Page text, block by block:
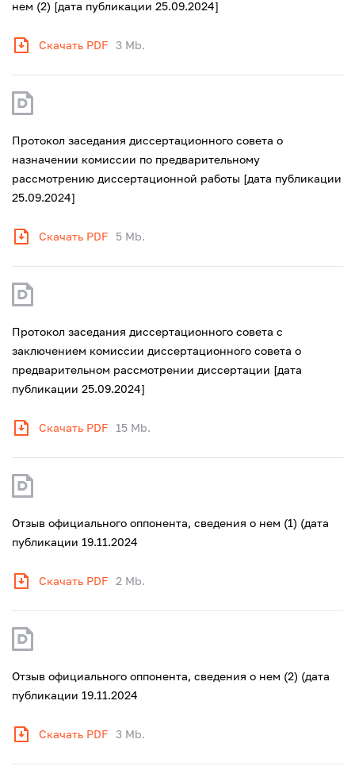
нем (2) [дата публикации 25.09.2024]
Скачать PDF 3 Mb.
Протокол заседания диссертационного совета о
назначении комиссии по предварительному
рассмотрению диссертационной работы [дата публикации
25.09.2024]
Скачать PDF 5 Mb.
Протокол заседания диссертационного совета с
заключением комиссии диссертационного совета о
предварительном рассмотрении диссертации [дата
публикации 25.09.2024]
Скачать PDF 15 Mb.
Отзыв официального оппонента, сведения о нем (1) (дата
публикации 19.11.2024
Скачать PDF 2 Mb.
Отзыв официального оппонента, сведения о нем (2) (дата
публикации 19.11.2024
Скачать PDF 3 Mb.